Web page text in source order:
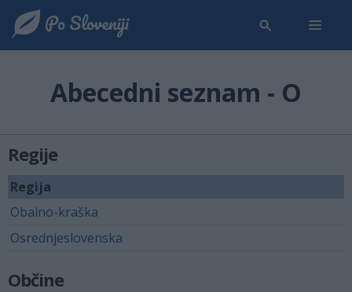
Abecedni seznam - O
Regije
Regija
Obalno-kraška
Osrednjeslovenska
Občine